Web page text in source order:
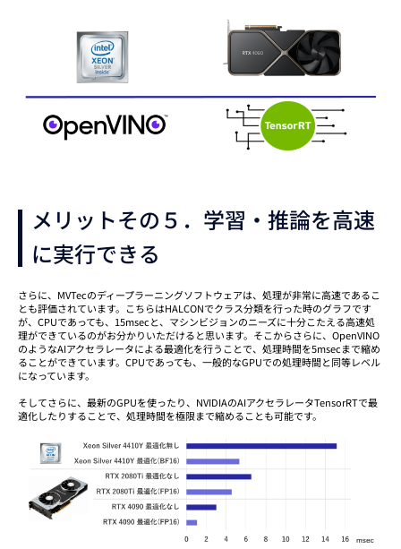
メリットその５．学習・推論を高速
に実行できる
さらに、MVTecのディープラーニングソフトウェアは、処理が非常に高速であるこ
とも評価されています。こちらはHALCONでクラス分類を行った時のグラフです
が、CPUであっても、15msecと、マシンビジョンのニーズに十分こたえる高速処
理ができているのがお分かりいただけると思います。そこからさらに、OpenVINO
のようなAIアクセラレータによる最適化を行うことで、処理時間を5msecまで縮め
ることができています。CPUであっても、一般的なGPUでの処理時間と同等レベル
になっています。
そしてさらに、最新のGPUを使ったり、NVIDIAのAIアクセラレータTensorRTで最
適化したりすることで、処理時間を極限まで縮めることも可能です。